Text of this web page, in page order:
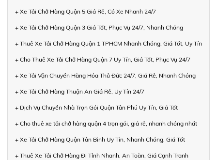
+ Xe Tải Chở Hàng Quận 5 Giá Rẻ, Có Xe Nhanh 24/7
+ Xe Tải Chở Hàng Quận 3 Giá Tốt, Phục Vụ 24/7, Nhanh Chóng
+ Thuê Xe Tải Chở Hàng Quận 1 TPHCM Nhanh Chóng, Giá Tốt, Uy Tín
+ Cho Thuê Xe Tải Chở Hàng Quận 7 Uy Tín, Giá Tốt, Phục Vụ 24/7
+ Xe Tải Vận Chuyển Hàng Hóa Thủ Đức 24/7, Giá Rẻ, Nhanh Chóng
+ Xe Tải Chở Hàng Thuận An Giá Rẻ, Uy Tín 24/7
+ Dịch Vụ Chuyển Nhà Trọn Gói Quận Tân Phú Uy Tín, Giá Tốt
+ Cho thuê xe tải chở hàng quận 4 trọn gói, giá rẻ, nhanh chóng nhất
+ Xe Tải Chở Hàng Quận Tân Bình Uy Tín, Nhanh Chóng, Giá Tốt
+ Thuê Xe Tải Chở Hàng Đi Tỉnh Nhanh, An Toàn, Giá Cạnh Tranh